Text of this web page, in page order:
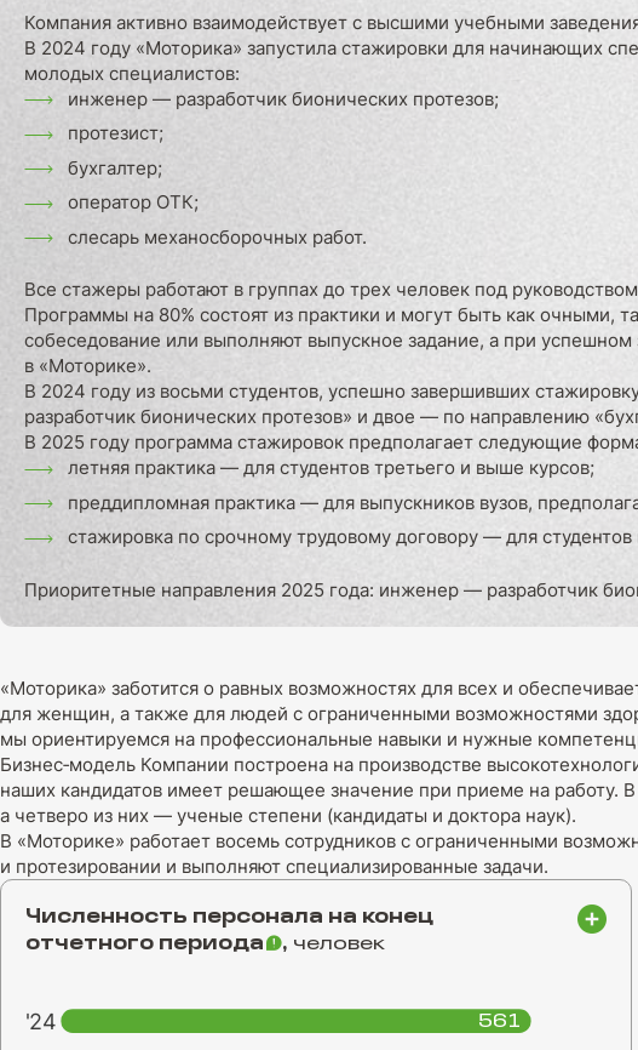
Компания активно взаимодействует с высшими учебными
В 2024 году «Моторика» запустила стажировки для начинающих
молодых специалистов:
инженер — разработчик бионических протезов;
протезист;
бухгалтер;
оператор ОТК;
слесарь механосборочных работ.
Все стажеры работают в группах до трех человек под
Программы на 80% состоят из практики и могут быть как очными,
собеседование или выполняют выпускное задание, а при
в «Моторике».
В 2024 году из восьми студентов, успешно завершивших
разработчик бионических протезов» и двое — по направлению
В 2025 году программа стажировок предполагает следующие
летняя практика — для студентов третьего и выше курсов;
преддипломная практика — для выпускников вузов,
стажировка по срочному трудовому договору — для студентов
Приоритетные направления 2025 года: инженер — разработчик
«Моторика» заботится о равных возможностях для всех и
для женщин, а также для людей с ограниченными возможностями
мы ориентируемся на профессиональные навыки и нужные
Бизнес‑модель Компании построена на производстве
наших кандидатов имеет решающее значение при приеме на работу.
а четверо из них — ученые степени (кандидаты и доктора наук).
В «Моторике» работает восемь сотрудников с ограниченными
и протезировании и выполняют специализированные задачи.
Численность персонала на конец
отчетного периода , человек
'24 561